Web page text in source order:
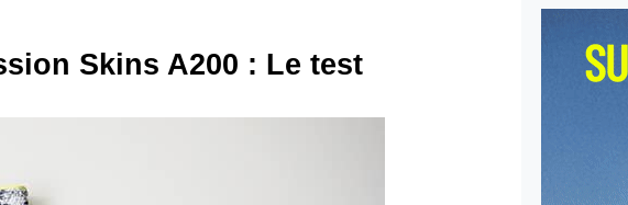
Skins A200 : Le test